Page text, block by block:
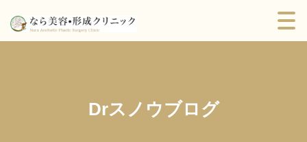
Drスノウブログ